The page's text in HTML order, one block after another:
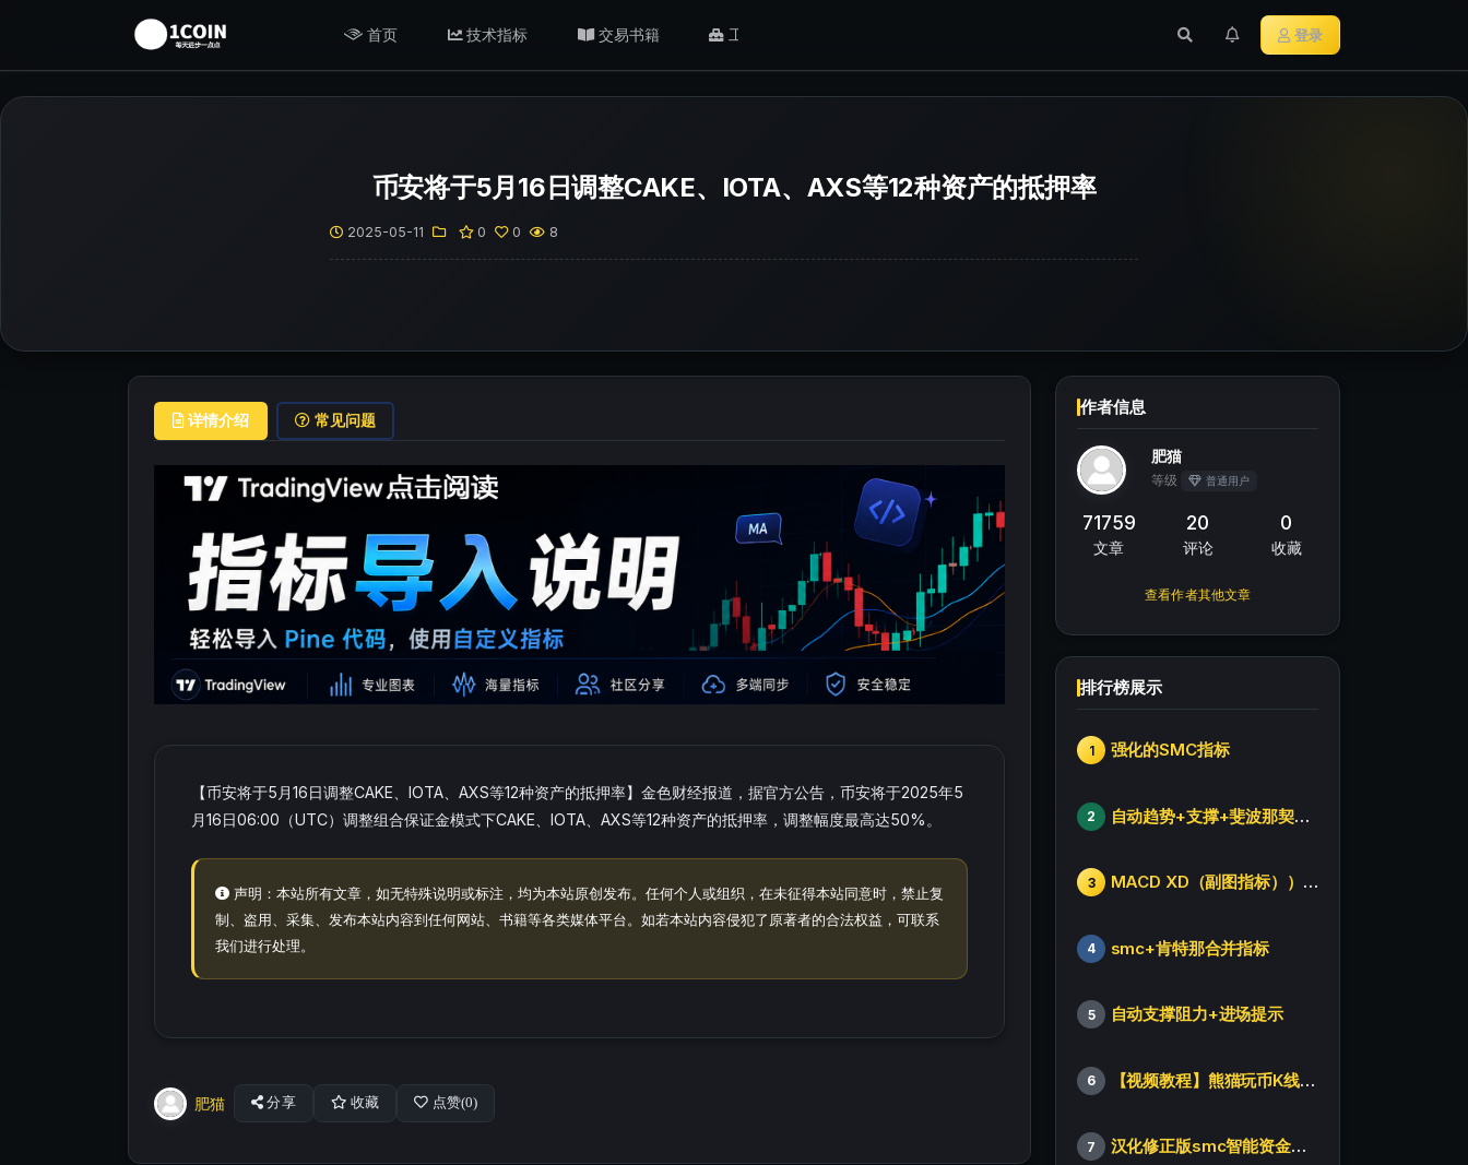
首页 技术指标 交易书籍 工具/返佣 登录
币安将于5月16日调整CAKE、IOTA、AXS等12种资产的抵押率
2025-05-11 0 0 8
详情介绍 常见问题
【币安将于5月16日调整CAKE、IOTA、AXS等12种资产的抵押率】金色财经报道，据官方公告，币安将于2025年5
月16日06:00（UTC）调整组合保证金模式下CAKE、IOTA、AXS等12种资产的抵押率，调整幅度最高达50%。
声明：本站所有文章，如无特殊说明或标注，均为本站原创发布。任何个人或组织，在未征得本站同意时，禁止复
制、盗用、采集、发布本站内容到任何网站、书籍等各类媒体平台。如若本站内容侵犯了原著者的合法权益，可联系
我们进行处理。
肥猫 分享 收藏 点赞(0)
作者信息
肥猫
等级 普通用户
71759
文章
20
评论
0
收藏
查看作者其他文章
排行榜展示
1 强化的SMC指标
2 自动趋势+支撑+斐波那契+箱体
3 MACD XD（副图指标））修改版
4 smc+肯特那合并指标
5 自动支撑阻力+进场提示
6 【视频教程】熊猫玩币K线后的秘密（全集）
7 汉化修正版smc智能资金订单指标